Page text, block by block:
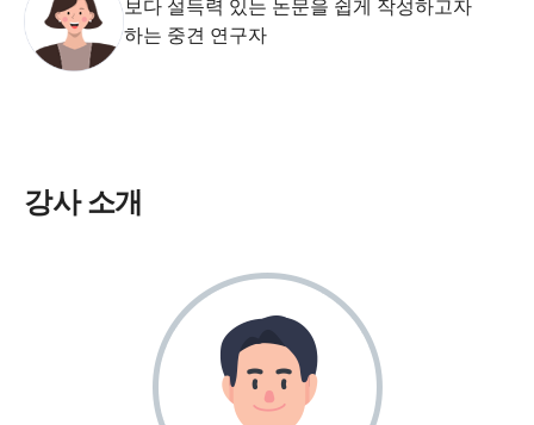
보다 설득력 있는 논문을 쉽게 작성하고자
하는 중견 연구자
강사 소개